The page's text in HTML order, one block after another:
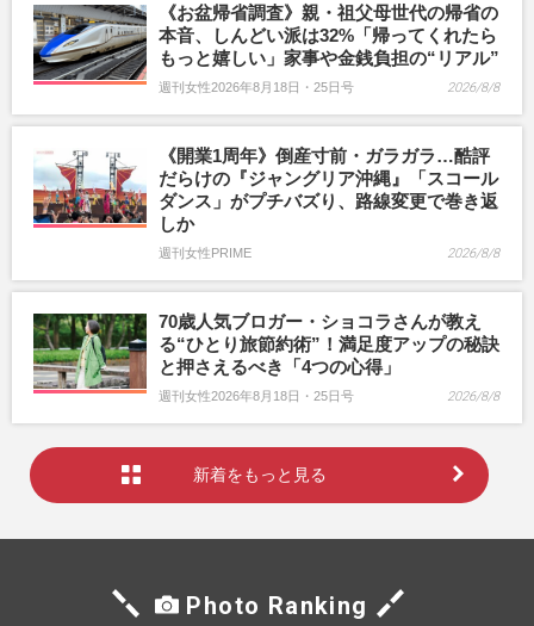
《お盆帰省調査》親・祖父母世代の帰省の
本音、しんどい派は32%「帰ってくれたら
もっと嬉しい」家事や金銭負担の“リアル”
週刊女性2026年8月18日・25日号 2026/8/8
《開業1周年》倒産寸前・ガラガラ…酷評
だらけの『ジャングリア沖縄』「スコール
ダンス」がプチバズり、路線変更で巻き返
しか
週刊女性PRIME 2026/8/8
70歳人気ブロガー・ショコラさんが教え
る“ひとり旅節約術”！満足度アップの秘訣
と押さえるべき「4つの心得」
週刊女性2026年8月18日・25日号 2026/8/8
新着をもっと見る
Photo Ranking